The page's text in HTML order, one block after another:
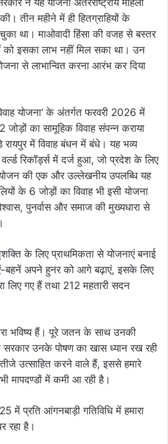
तीन महीने में ही हितग्राहियों के
था। माओवादी हिंसा की वजह से बस्तर
इसका लाभ नहीं मिल सका था। उन
से लाभान्वित करना आरंभ कर दिया
योजना‘ के अंतर्गत फरवरी 2026 में
का सामूहिक विवाह संपन्न कराया
में विवाह बंधन में बंधे। यह भव्य
रिकॉर्ड्स में दर्ज हुआ, जो प्रदेश के लिए
की एक और उल्लेखनीय उपलब्धि यह
के 6 जोड़ों का विवाह भी इसी योजना
पुनर्वास और समाज की मुख्यधारा से
के लिए प्राथमिकता से योजनाएं बनाई
बहनें अपने हुनर को आगे बढ़ाएं, इसके लिए
लिए गए हैं तथा 212 महतारी सदन
भविष्य हैं। पूरे जतन के साथ उनकी
सरकार उनके पोषण का खास ध्यान रख रही
उत्साहित करने वाले हैं, इससे हमारे
मापदण्डों में कमी आ रही है।
प्रति आंगनबाड़ी गतिविधि में हमारा
रहा है।